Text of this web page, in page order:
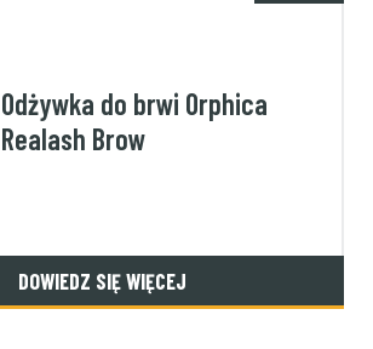
Odżywka do brwi Orphica
Realash Brow
DOWIEDZ SIĘ WIĘCEJ